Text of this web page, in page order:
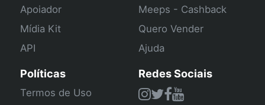
Apoiador
Mídia Kit
API
Meeps - Cashback
Quero Vender
Ajuda
Políticas
Termos de Uso
Redes Sociais